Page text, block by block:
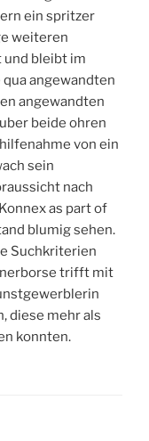
ein spritzer
weiteren
und bleibt im
angewandten
angewandten
beide ohren
von ein
sein
nach
as part of
blumig sehen.
Suchkriterien
trifft mit
diese mehr als
konnten.